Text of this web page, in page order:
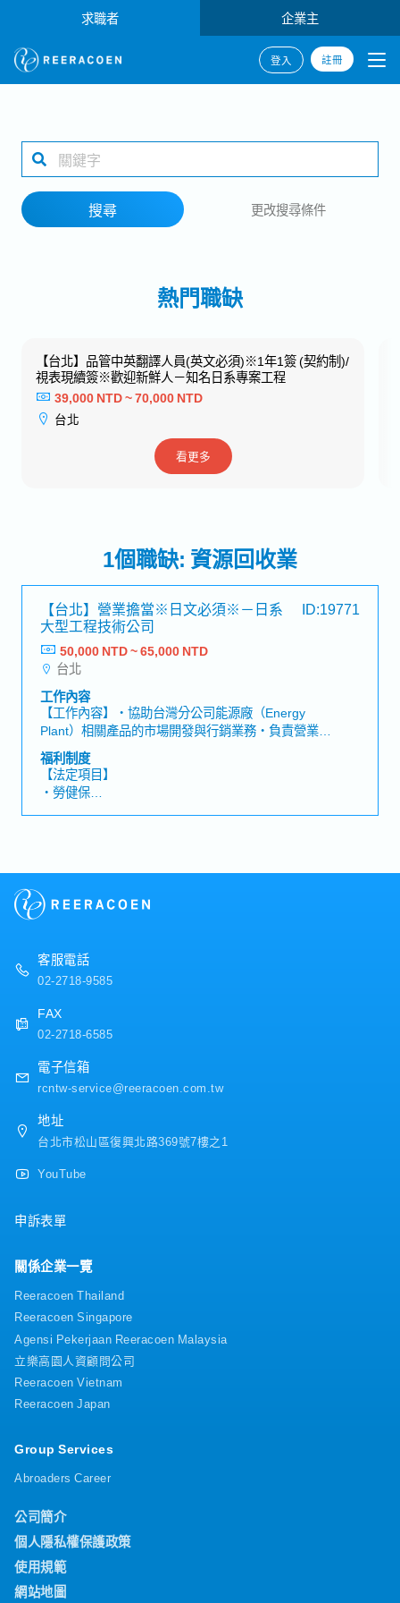
求職者 企業主
登入 註冊
1 selected
搜尋
搜尋 更改搜尋條件
熱門職缺
【台北】品管中英翻譯人員(英文必須)※1年1簽 (契約制)/
視表現續簽※歡迎新鮮人－知名日系專案工程
39,000 NTD ~ 70,000 NTD
台北
看更多
1個職缺: 資源回收業
【台北】營業擔當※日文必須※－日系
大型工程技術公司
ID:19771
50,000 NTD ~ 65,000 NTD
台北
工作內容
【工作內容】・協助台灣分公司能源廠（Energy
Plant）相關產品的市場開發與行銷業務・負責營業案
件的資訊蒐集、後續追蹤及進度管理・協助台灣分公
司總經理的業務工作（包括口譯、陪同拜訪客戶、餐
敘及國內外出差等）・負責既有及新客戶、合作廠商
（包含分包商、供應商及合作夥伴）的會議安排、拜
訪、關係維護與深化合作・協助日本總公司出差人員
外部文件（包含中文、日文資料製作及翻譯等）・協
助投標相關業務（製作投標文件、與業主協調、契約
談判等）・協助已得標案件的契約履行作業（商務管
本總公司進行日常聯繫與溝通
福利制度
【法定項目】
・勞健保
【公司福利】
・年終獎金
・健康檢查 (1年1次)
・伙食津貼
・交通津貼
・租房補助
・員工旅遊
・優於勞基法特休
客服電話
02-2718-9585
FAX
02-2718-6585
電子信箱
rcntw-service@reeracoen.com.tw
地址
台北市松山區復興北路369號7樓之1
YouTube
申訴表單
關係企業一覽
Reeracoen Thailand
Reeracoen Singapore
Agensi Pekerjaan Reeracoen Malaysia
立樂高園人資顧問公司
Reeracoen Vietnam
Reeracoen Japan
Group Services
Abroaders Career
公司簡介
個人隱私權保護政策
使用規範
網站地圖